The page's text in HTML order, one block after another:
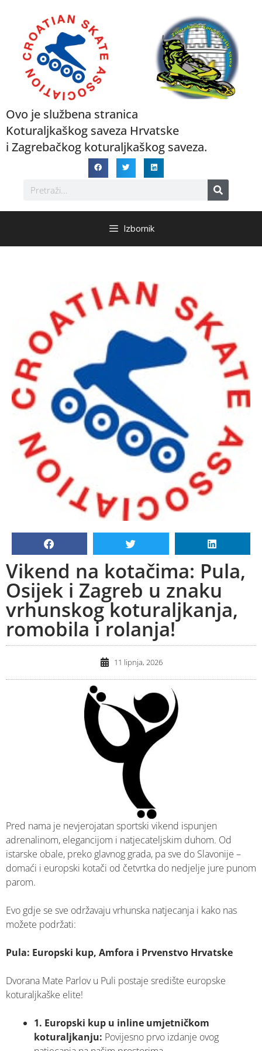
Ovo je službena stranica
Koturaljkaškog saveza Hrvatske
i Zagrebačkog koturaljkaškog saveza.
Izbornik
Vikend na kotačima: Pula,
Osijek i Zagreb u znaku
vrhunskog koturaljkanja,
romobila i rolanja!
11 lipnja, 2026
Pred nama je nevjerojatan sportski vikend ispunjen
adrenalinom, elegancijom i natjecateljskim duhom. Od
istarske obale, preko glavnog grada, pa sve do Slavonije –
domaći i europski kotači od četvrtka do nedjelje jure punom
parom.
Evo gdje se sve održavaju vrhunska natjecanja i kako nas
možete podržati:
Pula: Europski kup, Amfora i Prvenstvo Hrvatske
Dvorana Mate Parlov u Puli postaje središte europske
koturaljkaške elite!
1. Europski kup u inline umjetničkom
koturaljkanju: Povijesno prvo izdanje ovog